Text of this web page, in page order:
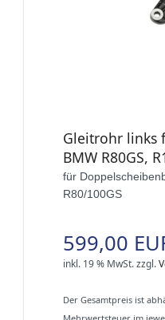
Gleitrohr links
BMW R80GS,
für
R80/100GS
599,00
inkl. 19 % MwSt.zzgl.
Der Gesamtpreis ist